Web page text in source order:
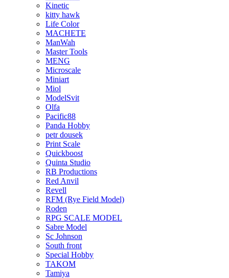
Kinetic
kitty hawk
Life Color
MACHETE
ManWah
Master Tools
MENG
Microscale
Miniart
Miol
ModelSvit
Olfa
Pacific88
Panda Hobby
petr dousek
Print Scale
Quickboost
Quinta Studio
RB Productions
Red Anvil
Revell
RFM (Rye Field Model)
Roden
RPG SCALE MODEL
Sabre Model
Sc Johnson
South front
Special Hobby
TAKOM
Tamiya